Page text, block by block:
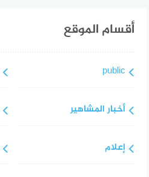
أقسام الموقع
public
أخبار المشاهير
إعلام